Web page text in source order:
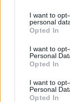
I want to
personal
Opted In
I want to
Personal
Opted In
I want to
Personal
Opted In